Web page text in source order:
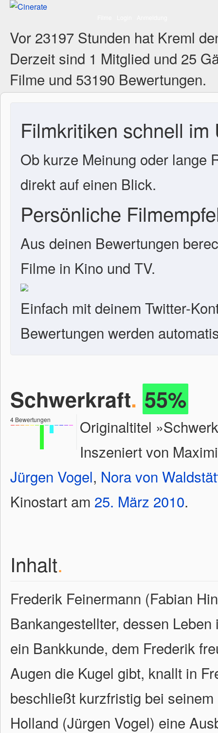
Vor 23197 Stunden hat Kreml
Derzeit sind 1 Mitglied und 25
Filme und 53190 Bewertungen.
Filmkritiken schnell im
Ob kurze Meinung oder lange
direkt auf einen Blick.
Persönliche
Aus deinen Bewertungen
Filme in Kino und TV.
Einfach mit deinem Twitter-
Bewertungen werden
Schwerkraft. 55%
4 Bewertungen
Originaltitel
Inszeniert von
Jürgen Vogel, Nora von
Kinostart am 25. März 2010.
Inhalt.
Frederik Feinermann (Fabian
Bankangestellter, dessen
ein Bankkunde, dem Frederik
Augen die Kugel gibt, knallt in
beschließt kurzfristig bei
Holland (Jürgen Vogel) eine